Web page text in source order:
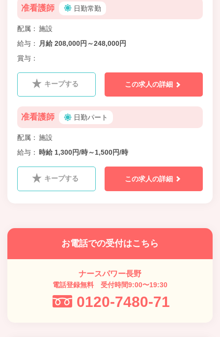
准看護師 日勤常勤
配属
施設
給与
月給 208,000円～248,000円
賞与
キープする この求人の詳細
准看護師 日勤パート
配属
施設
給与
時給 1,300円/時～1,500円/時
キープする この求人の詳細
お電話での受付はこちら
ナースパワー長野
電話登録無料 受付時間9:00〜19:30
0120-7480-71